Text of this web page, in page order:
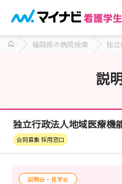
福岡県の病院検索 独
説
独立行政法人地域医療
合同募集 採用窓口
説明会・見学会